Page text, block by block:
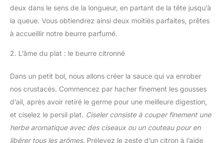
deux dans le sens de la longueur, en partant de la tête jusqu’à
la queue. Vous obtiendrez ainsi deux moitiés parfaites, prêtes
à accueillir notre beurre parfumé.
2. L’âme du plat : le beurre citronné
Dans un petit bol, nous allons créer la sauce qui va enrober
nos crustacés. Commencez par hacher finement les gousses
d’ail, après avoir retiré le germe pour une meilleure digestion,
et ciselez le persil plat. Ciseler consiste à couper finement une
herbe aromatique avec des ciseaux ou un couteau pour en
libérer tous les arômes. Prélevez le zeste d’un citron à l’aide